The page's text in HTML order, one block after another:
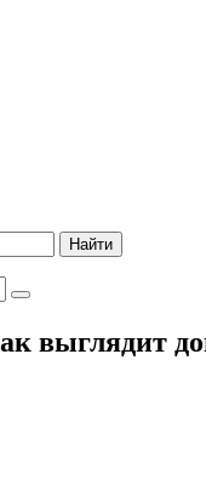
Найти
выглядит